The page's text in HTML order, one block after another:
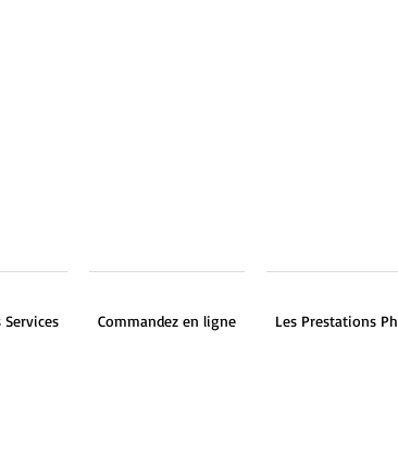
Services Commandez en ligne Les Prestations